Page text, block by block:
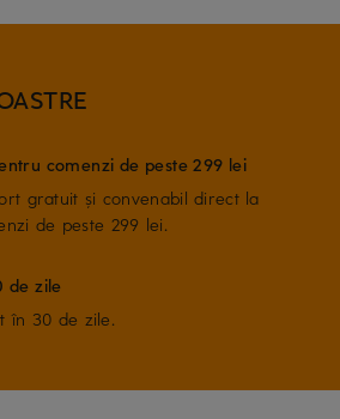
comenzi de peste 299 lei
gratuit și convenabil direct la
de peste 299 lei.
de zile
în 30 de zile.